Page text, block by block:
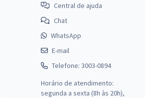
Central de ajuda
Chat
WhatsApp
E-mail
Telefone: 3003-0894
Horário de atendimento:
segunda a sexta (8h às 20h),